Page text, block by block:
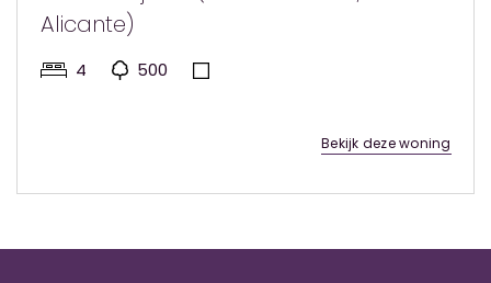
Alicante)
4 500
Bekijk deze woning